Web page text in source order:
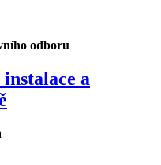
odboru
a